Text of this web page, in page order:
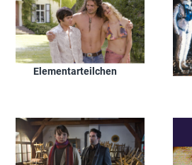
Elementarteilchen